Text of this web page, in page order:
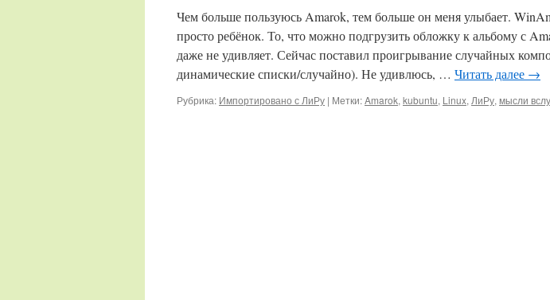
Чем больше пользуюсь Amarok, тем больше он меня улыбает.
просто ребёнок. То, что можно подгрузить обложку к альбому с
даже не удивляет. Сейчас поставил проигрывание случайных
динамические списки/случайно). Не удивлюсь, … Читать далее →
Рубрика: Импортировано с ЛиРу | Метки:Amarok, kubuntu, Linux, ЛиРу, мысли